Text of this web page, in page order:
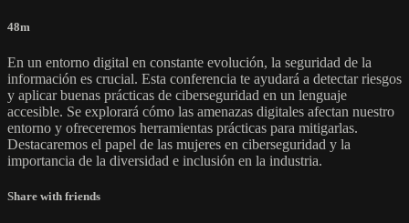
48m
En un entorno digital en constante evolución, la seguridad de la
información es crucial. Esta conferencia te ayudará a detectar riesgos
y aplicar buenas prácticas de ciberseguridad en un lenguaje
accesible. Se explorará cómo las amenazas digitales afectan nuestro
entorno y ofreceremos herramientas prácticas para mitigarlas.
Destacaremos el papel de las mujeres en ciberseguridad y la
importancia de la diversidad e inclusión en la industria.
Share with friends